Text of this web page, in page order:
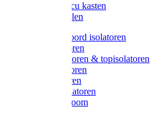
Metalen accu kasten
Zonnepanelen
Draad & koord isolatoren
Ringisolatoren
Extra isolatoren & topisolatoren
Hoekisolatoren
Lintisolatoren
Afstandisolatoren
Isolatorenboom